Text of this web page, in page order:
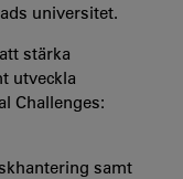
universitet.
stärka
utveckla
Challenges:
samt